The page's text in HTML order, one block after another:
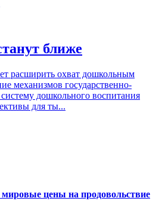
ближе
расширить охват дошкольным
механизмов государственно-
дошкольного воспитания
для ты...
цены на продовольствие